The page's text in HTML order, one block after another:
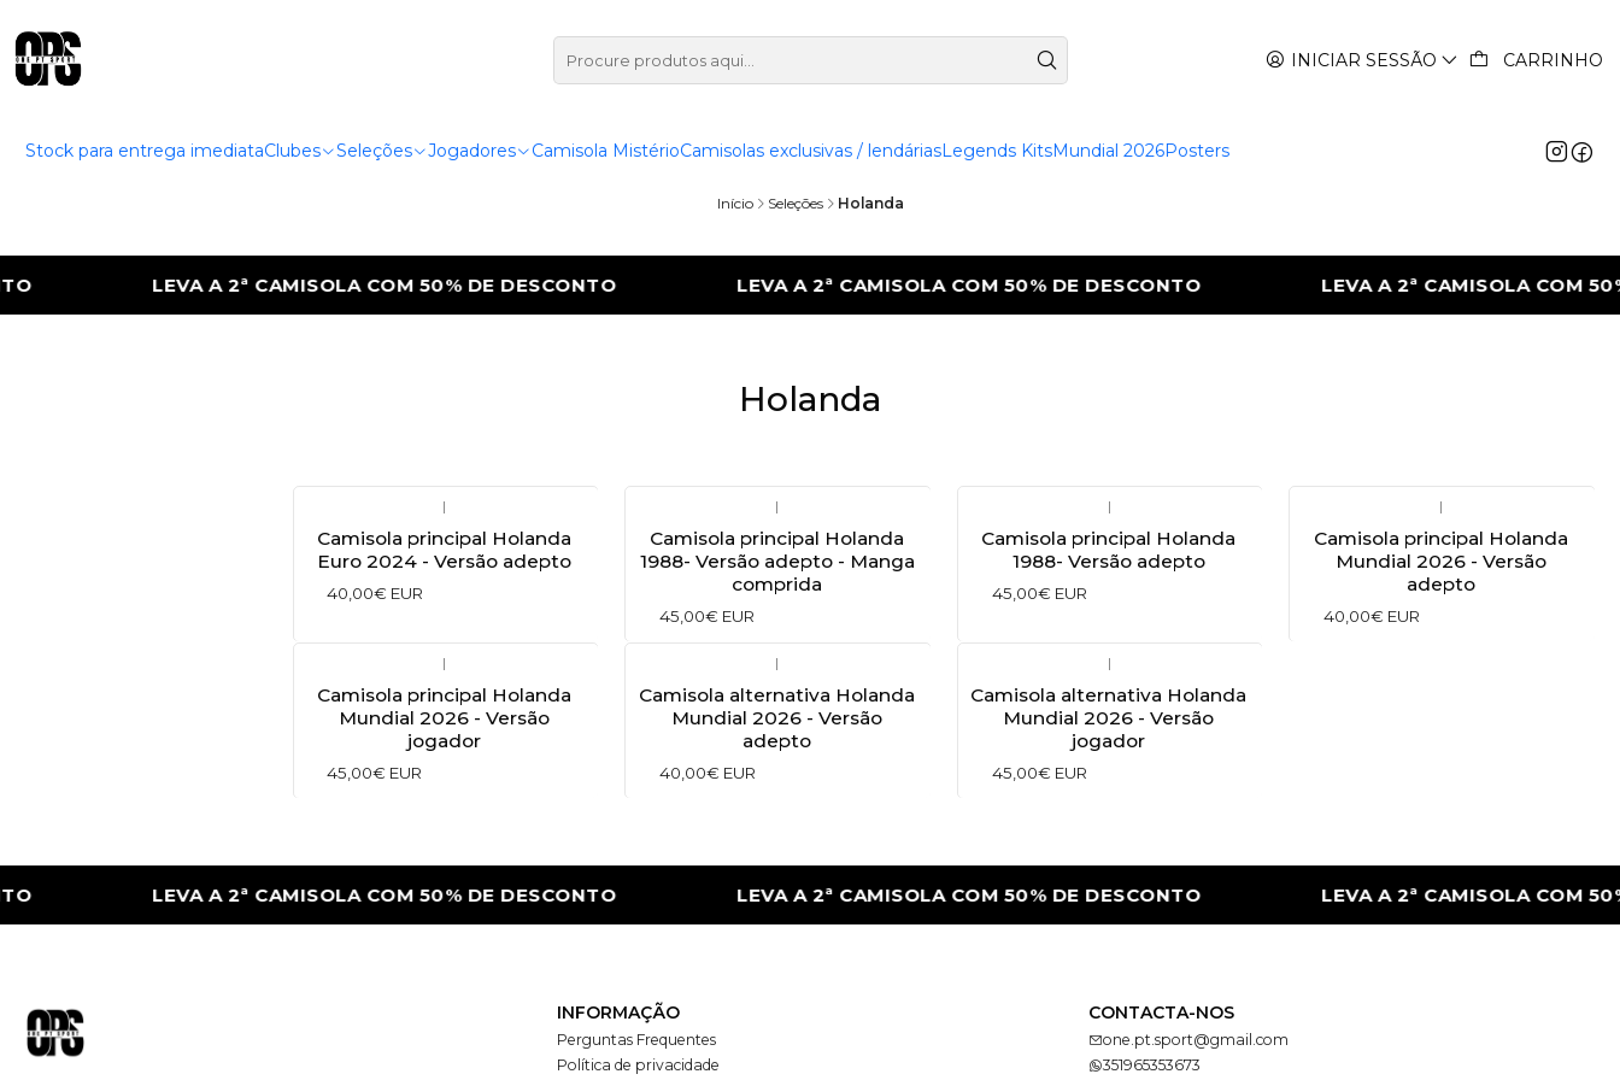
INICIAR SESSÃO CARRINHO
Stock para entrega imediataClubes Seleções Jogadores Camisola MistérioCamisolas exclusivas / lendáriasLegends KitsMundial 2026Posters
Início Seleções Holanda
LEVA A 2ª CAMISOLA COM 50% DE DESCONTO LEVA A 2ª CAMISOLA COM 50% DE DESCONTO LEVA A 2ª CAMISOLA COM 50%
Holanda
|
Camisola principal Holanda
Euro 2024 - Versão adepto
40,00€ EUR
|
Camisola principal Holanda
1988- Versão adepto - Manga
comprida
45,00€ EUR
|
Camisola principal Holanda
1988- Versão adepto
45,00€ EUR
|
Camisola principal Holanda
Mundial 2026 - Versão
adepto
40,00€ EUR
|
Camisola principal Holanda
Mundial 2026 - Versão
jogador
45,00€ EUR
|
Camisola alternativa Holanda
Mundial 2026 - Versão
adepto
40,00€ EUR
|
Camisola alternativa Holanda
Mundial 2026 - Versão
jogador
45,00€ EUR
LEVA A 2ª CAMISOLA COM 50% DE DESCONTO LEVA A 2ª CAMISOLA COM 50% DE DESCONTO LEVA A 2ª CAMISOLA COM 50%
INFORMAÇÃO
Perguntas Frequentes
Política de privacidade
CONTACTA-NOS
one.pt.sport@gmail.com
351965353673